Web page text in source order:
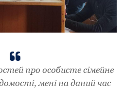
про особисте сімейне
мені на даний час